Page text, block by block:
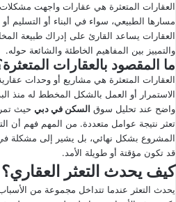
ل
ى
X
ر
ي
د
ا
ك
ت
ر
العقارات المتعثرة هي عقارات واجهت
مسارها الطبيعي، سواء في البناء أو التسليم
العقارات يساعد القارئ على إدراك طبيعة
والتمييز بين المفاهيم الخاطئة والشائعة حوله.
ما المقصود بالعقارات
العقارات المتعثرة هي مشاريع أو وحدات
الاستمرار أو العمل بالشكل المخطط له منذ
واضح عند تحليل سوق السكن في دبي حيث
تعثر نتيجة عوامل متعددة. من المهم فهم أن
المشروع بشكل نهائي، بل يشير إلى مشكلة في
قد تكون مؤقتة أو طويلة الأمد.
كيف يحدث التعثر العقاري؟
يحدث التعثر عندما تتداخل مجموعة من